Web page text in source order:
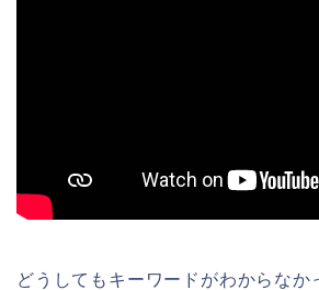
どうしてもキーワードがわからなか